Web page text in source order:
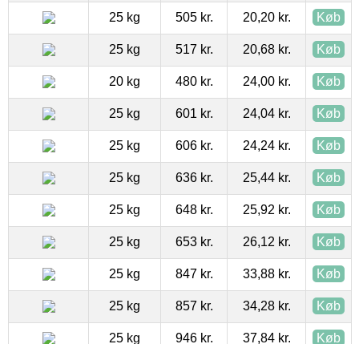
25 kg 505 kr. 20,20 kr. Køb
25 kg 517 kr. 20,68 kr. Køb
20 kg 480 kr. 24,00 kr. Køb
25 kg 601 kr. 24,04 kr. Køb
25 kg 606 kr. 24,24 kr. Køb
25 kg 636 kr. 25,44 kr. Køb
25 kg 648 kr. 25,92 kr. Køb
25 kg 653 kr. 26,12 kr. Køb
25 kg 847 kr. 33,88 kr. Køb
25 kg 857 kr. 34,28 kr. Køb
25 kg 946 kr. 37,84 kr. Køb